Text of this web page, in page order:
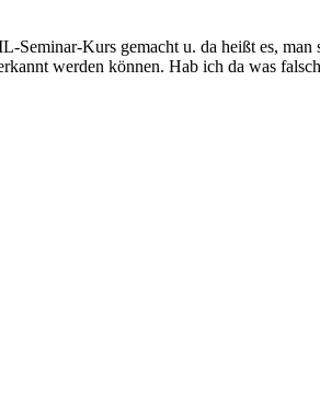
Kurs gemacht u. da heißt es,
werden können. Hab ich da was